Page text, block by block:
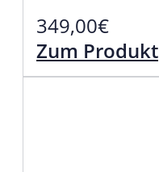
349,00€
Zum Produkt